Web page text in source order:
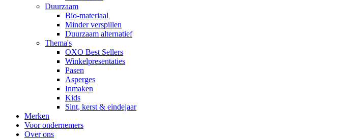
Duurzaam
Bio-materiaal
Minder verspillen
Duurzaam alternatief
Thema's
OXO Best Sellers
Winkelpresentaties
Pasen
Asperges
Inmaken
Kids
Sint, kerst & eindejaar
Merken
Voor ondernemers
Over ons